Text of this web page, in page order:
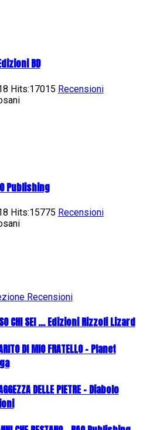
BD
Hits:17015 Recensioni
Publishing
Hits:15775 Recensioni
Recensioni
SO CHI SEI ... Edizioni Rizzoli Lizard
DI MIO FRATELLO - Planet
DELLE PIETRE - Diabolo